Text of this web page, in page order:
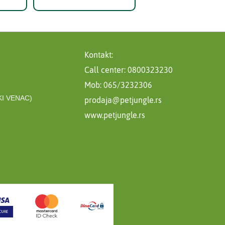
VENAC)
Kontakt:
Call center: 0800323230
Mob: 065/3232306
prodaja@petjungle.rs
www.petjungle.rs